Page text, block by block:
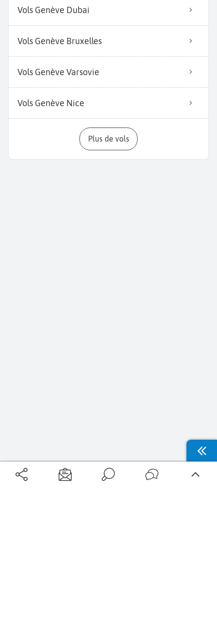
Vols Genève Dubai
Vols Genève Bruxelles
Vols Genève Varsovie
Vols Genève Nice
Plus de vols